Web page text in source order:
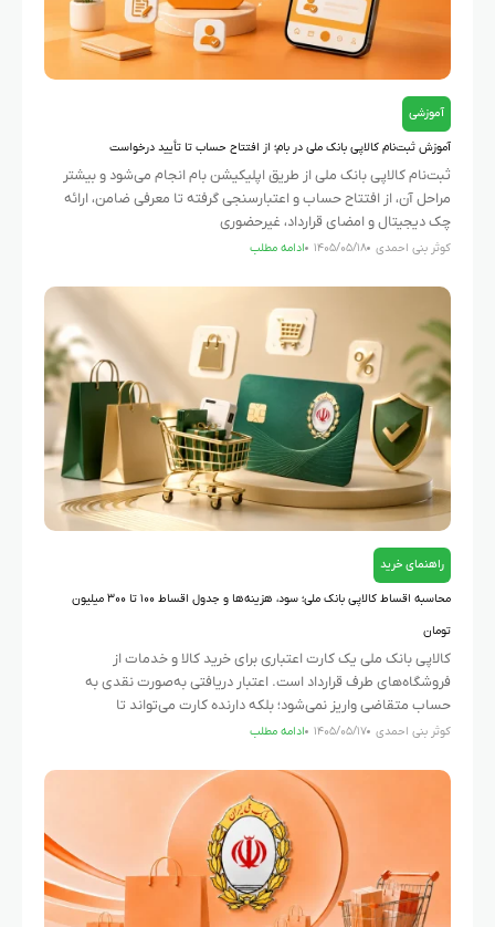
آموزشی
آموزش ثبت‌نام کالاپی بانک ملی در بام؛ از افتتاح حساب تا تأیید درخواست
ثبت‌نام کالاپی بانک ملی از طریق اپلیکیشن بام انجام می‌شود و بیشتر
مراحل آن، از افتتاح حساب و اعتبارسنجی گرفته تا معرفی ضامن، ارائه
چک دیجیتال و امضای قرارداد، غیرحضوری
کوثر بنی احمدی ۱۴۰۵/۰۵/۱۸ ادامه مطلب
راهنمای خرید
محاسبه اقساط کالاپی بانک ملی؛ سود، هزینه‌ها و جدول اقساط ۱۰۰ تا ۳۰۰ میلیون
تومان
کالاپی بانک ملی یک کارت اعتباری برای خرید کالا و خدمات از
فروشگاه‌های طرف قرارداد است. اعتبار دریافتی به‌صورت نقدی به
حساب متقاضی واریز نمی‌شود؛ بلکه دارنده کارت می‌تواند تا
کوثر بنی احمدی ۱۴۰۵/۰۵/۱۷ ادامه مطلب